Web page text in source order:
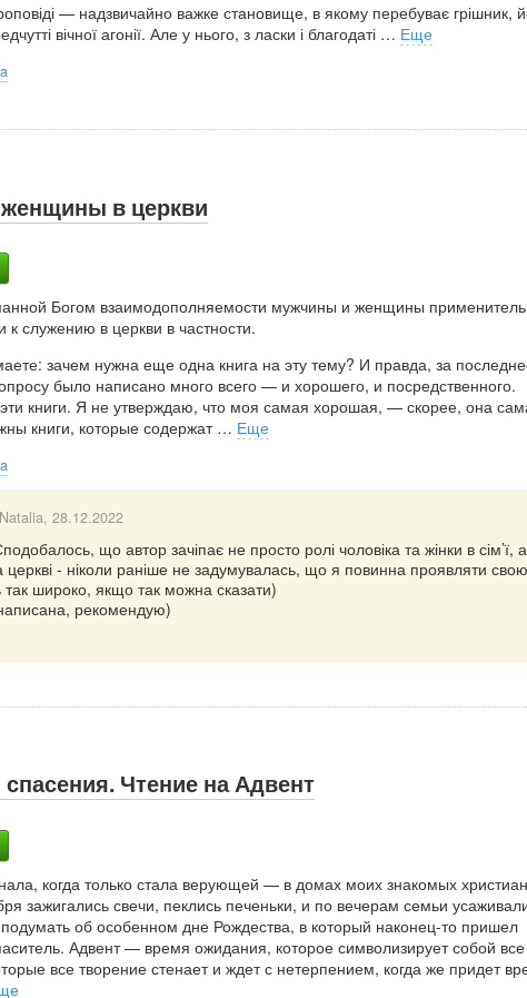
— надзвичайно важке становище, в якому перебуває грішник,
вічної агонії. Але у нього, з ласки і благодаті … Еще
в церкви
Богом взаимодополняемости мужчины и женщины
служению в церкви в частности.
зачем нужна еще одна книга на эту тему? И правда, за
было написано много всего — и хорошего, и посредственного.
книги. Я не утверждаю, что моя самая хорошая, — скорее, она
книги, которые содержат… Еще
Natalia, 28.12.2022
що автор зачіпає не просто ролі чоловіка та жінки в сім’ї, а
церкві - ніколи раніше не задумувалась, що я повинна проявляти свою
так широко, якщо так можна сказати)
написана, рекомендую)
Чтение на Адвент
когда только стала верующей — в домах моих знакомых христиан
зажигались свечи, пеклись печеньки, и по вечерам семьи
об особенном дне Рождества, в который наконец-то пришел
Адвент — время ожидания, которое символизирует собой все
все творение стенает и ждет с нетерпением, когда же придет